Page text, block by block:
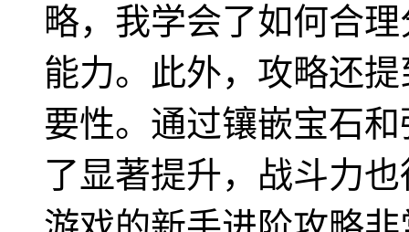
略，我学会了如何合
能力。此外，攻略还
要性。通过镶嵌宝石
了显著提升，战斗力